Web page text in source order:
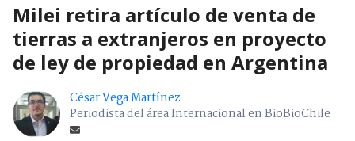
Milei retira artículo de venta de
tierras a extranjeros en proyecto
de ley de propiedad en Argentina
César Vega Martínez
Periodista del área Internacional en BioBioChile